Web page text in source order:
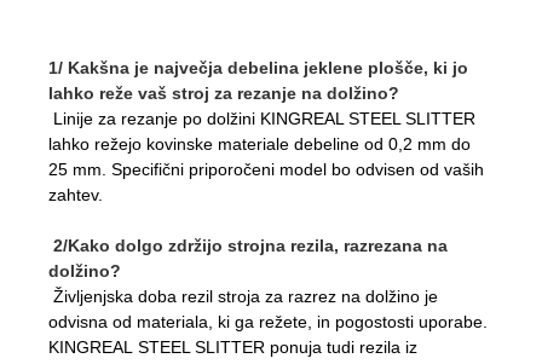
1/ Kakšna je največja debelina jeklene plošče, ki jo
lahko reže vaš stroj za rezanje na dolžino?
Linije za rezanje po dolžini KINGREAL STEEL SLITTER
lahko režejo kovinske materiale debeline od 0,2 mm do
25 mm. Specifični priporočeni model bo odvisen od vaših
zahtev.
2/Kako dolgo zdržijo strojna rezila, razrezana na
dolžino?
Življenjska doba rezil stroja za razrez na dolžino je
odvisna od materiala, ki ga režete, in pogostosti uporabe.
KINGREAL STEEL SLITTER ponuja tudi rezila iz